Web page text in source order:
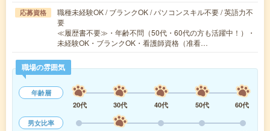
応募資格
職種未経験OK / ブランクOK / パソコンスキル不要 / 英語力不
要
≪履歴書不要≫・年齢不問（50代・60代の方も活躍中！）・
未経験OK・ブランクOK・看護師資格（准看…
職場の雰囲気
年齢層
20代
30代 40代 50代
60代
男女比率